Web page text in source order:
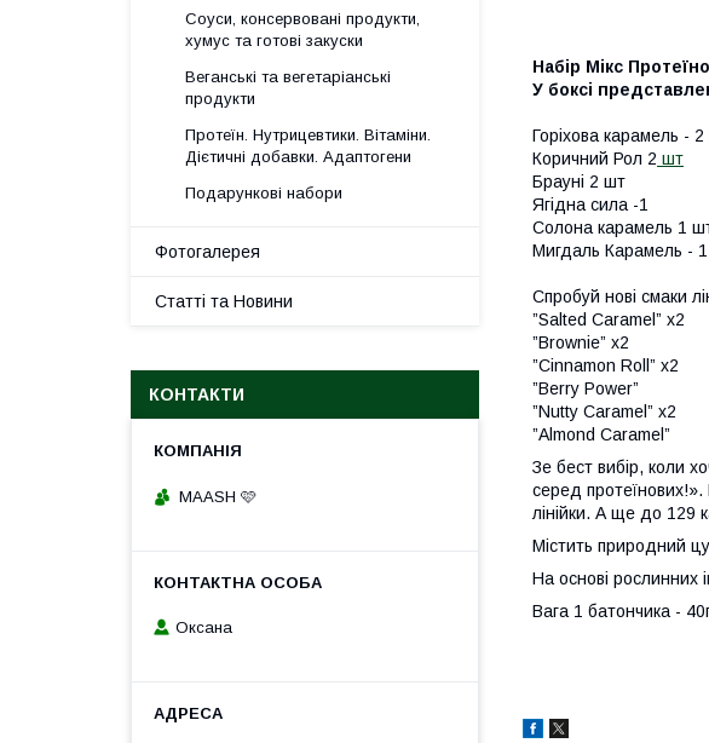
Набір Мікс
У боксі
Горіхова карамель -
Коричний Рол 2 шт
Брауні 2 шт
Ягідна сила -1
Солона карамель 1
Мигдаль Карамель -
Спробуй нові смаки
”Salted Caramel” x2
”Brownie” х2
”Cinnamon Roll” х2
”Berry Power”
”Nutty Caramel” х2
”Almond Caramel”
Зе бест вибір, коли
серед протеїнових!».
лінійки. А ще до 129
Містить природний
На основі рослинних
Вага 1 батончика -
Соуси, консервовані продукти,
хумус та готові закуски
Веганські та вегетаріанські
продукти
Протеїн. Нутрицевтики. Вітаміни.
Дієтичні добавки. Адаптогени
Подарункові набори
Фотогалерея
Статті та Новини
КОНТАКТИ
MAASH 🩷
Оксана